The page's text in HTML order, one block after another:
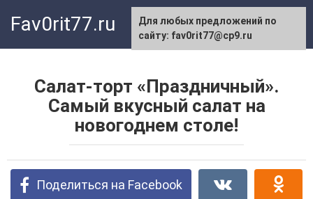
Fav0rit77.ru
Салат-торт «Праздничный».
Самый вкусный салат на
новогоднем столе!
Поделиться на Facebook
Для любых предложений по
сайту: fav0rit77@cp9.ru